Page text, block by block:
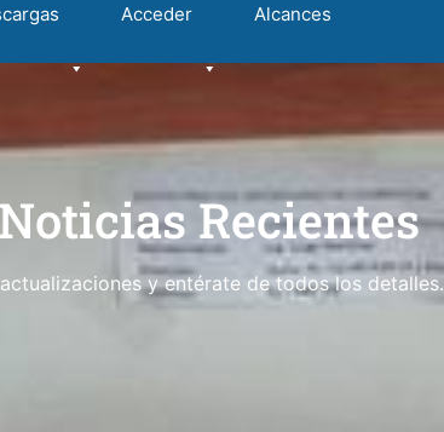
Acceder Alcances
Recientes
y entérate de todos los detalles.